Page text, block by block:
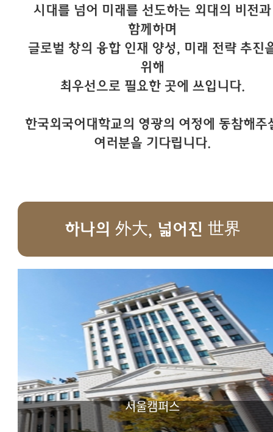
시대를 넘어 미래를 선도하는 외대의 비전과
함께하며
글로벌 창의 융합 인재 양성, 미래 전략 추진
위해
최우선으로 필요한 곳에 쓰입니다.
한국외국어대학교의 영광의 여정에 동참해주
여러분을 기다립니다.
하나의 外大, 넓어진 世界
서울캠퍼스